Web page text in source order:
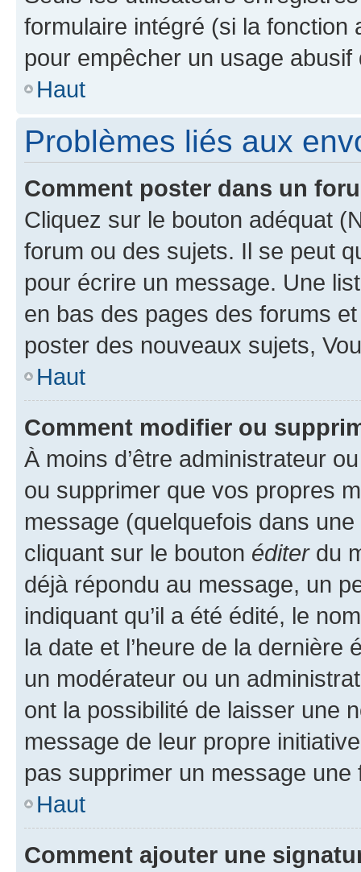
formulaire intégré (si la fonction
pour empêcher un usage
Haut
Problèmes liés aux
Comment poster dans un
Cliquez sur le bouton adéquat
forum ou des sujets. Il se peut
pour écrire un message. Une
en bas des pages des forums
poster des nouveaux sujets,
Haut
Comment modifier ou
À moins d’être administrateur
ou supprimer que vos propres
message (quelquefois dans
cliquant sur le bouton éditerdu
déjà répondu au message, un
indiquant qu’il a été édité, le
la date et l’heure de la dernière
un modérateur ou un
ont la possibilité de laisser une
message de leur propre
pas supprimer un message une
Haut
Comment ajouter une